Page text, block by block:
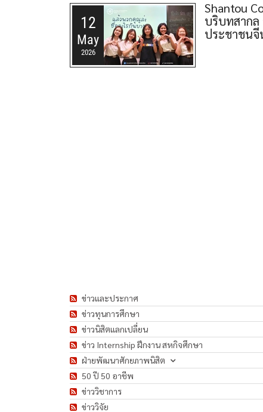
12
May
2026
Shantou
บริบทสาก
ประชาชนจี
ข่าวและประกาศ
ข่าวทุนการศึกษา
ข่าวนิสิตแลกเปลี่ยน
ข่าว Internship ฝึกงาน สหกิจศึกษา
ฝ่ายพัฒนาศักยภาพนิสิต
50 ปี 50 อาชีพ
ข่าววิชาการ
ข่าววิจัย